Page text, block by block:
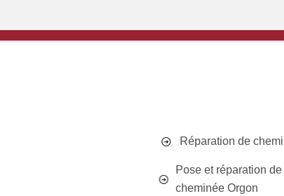
Réparation de
Pose et réparation
cheminée Orgon